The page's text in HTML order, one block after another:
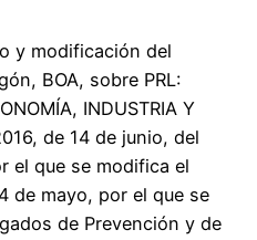
y modificación del
BOA, sobre PRL:
INDUSTRIA Y
de 14 de junio, del
el que se modifica el
de mayo, por el que se
de Prevención y de